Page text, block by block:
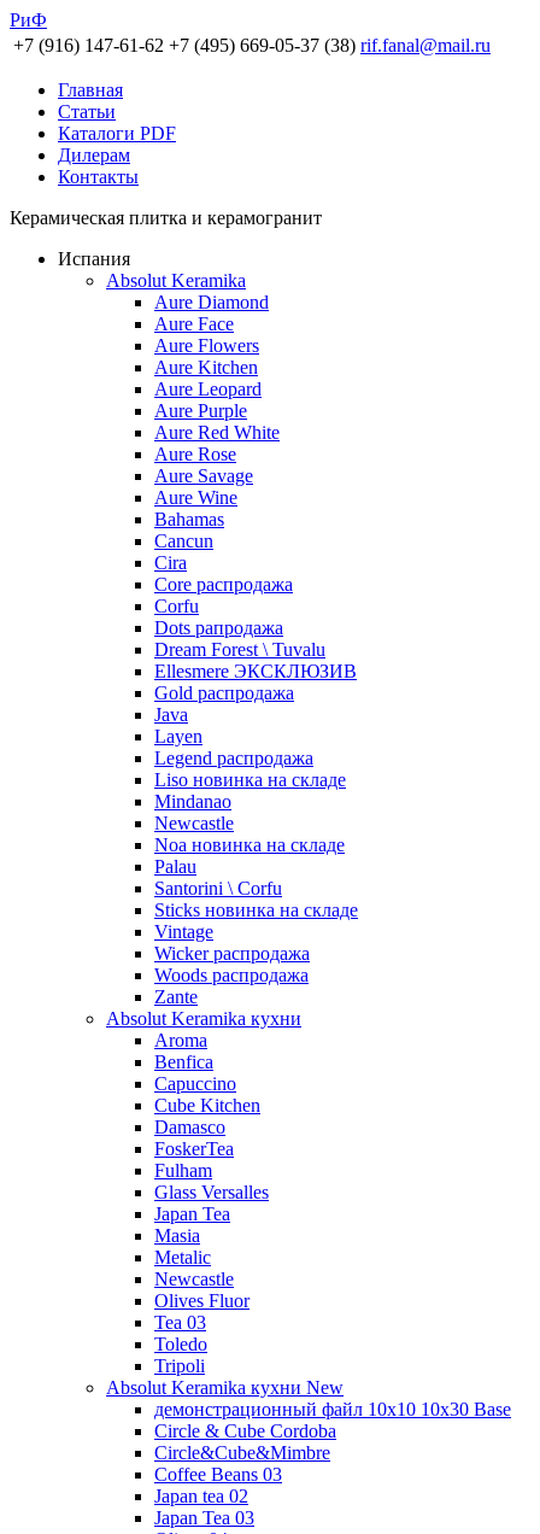
РиФ
+7 (916) 147-61-62 +7 (495) 669-05-37 (38) rif.fanal@mail.ru
Главная
Статьи
Каталоги PDF
Дилерам
Контакты
Керамическая плитка и керамогранит
Испания
Absolut Keramika
Aure Diamond
Aure Face
Aure Flowers
Aure Kitchen
Aure Leopard
Aure Purple
Aure Red White
Aure Rose
Aure Savage
Aure Wine
Bahamas
Cancun
Cira
Core распродажа
Corfu
Dots рапродажа
Dream Forest \ Tuvalu
Ellesmere ЭКСКЛЮЗИВ
Gold распродажа
Java
Layen
Legend распродажа
Liso новинка на складе
Mindanao
Newcastle
Noa новинка на складе
Palau
Santorini \ Corfu
Sticks новинка на складе
Vintage
Wicker распродажа
Woods распродажа
Zante
Absolut Keramika кухни
Aroma
Benfica
Capuccino
Cube Kitchen
Damasco
FoskerTea
Fulham
Glass Versalles
Japan Tea
Masia
Metalic
Newcastle
Olives Fluor
Tea 03
Toledo
Tripoli
Absolut Keramika кухни New
демонстрационный файл 10x10 10x30 Base
Circle & Cube Cordoba
Circle&Cube&Mimbre
Coffee Beans 03
Japan tea 02
Japan Tea 03